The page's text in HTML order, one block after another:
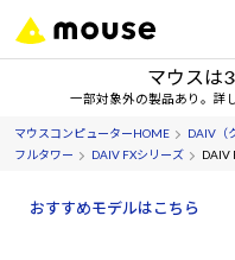
マウスは
一部対象外の製品あり。詳
マウスコンピューターHOME DAIV（
フルタワー
DAIV FXシリーズ DAIV
おすすめモデルはこちら